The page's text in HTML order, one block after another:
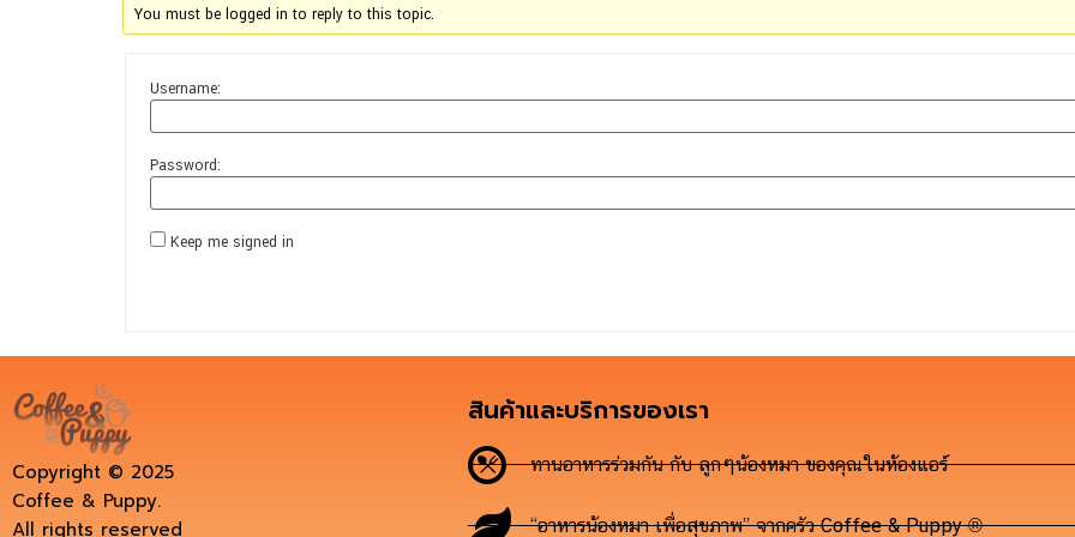
You must be logged in to reply to this topic.
Username:
Password:
Keep me signed in
Copyright © 2025
Coffee & Puppy.
All rights reserved
สินค้าและบริการของเรา
ทานอาหารร่วมกัน กับ ลูกๆน้องหมา ของคุณในห้องแอร์
“อาหารน้องหมา เพื่อสุขภาพ” จากครัว Coffee & Puppy ®